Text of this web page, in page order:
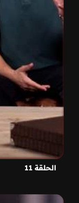
الحلقة 11